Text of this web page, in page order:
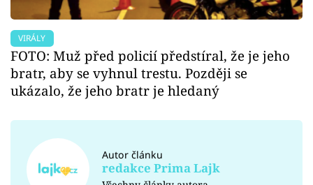
VIRÁLY
FOTO: Muž před policií předstíral, že je jeho
bratr, aby se vyhnul trestu. Později se
ukázalo, že jeho bratr je hledaný
Autor článku
redakce Prima Lajk